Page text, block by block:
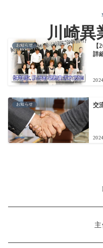
川崎異
お知らせ
詳
お知らせ 交